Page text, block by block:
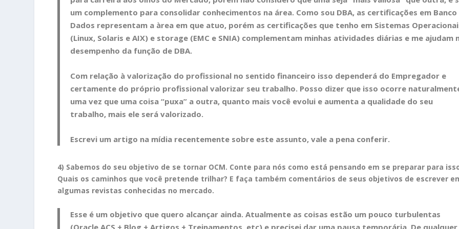
um complemento para consolidar conhecimentos na área. Como sou DBA, as certificações em Banco
Dados representam a àrea em que atuo, porém as certificações que tenho em Sistemas
(Linux, Solaris e AIX) e storage (EMC e SNIA) complementam minhas atividades diárias e me ajudam
desempenho da função de DBA.
Com relação à valorização do profissional no sentido financeiro isso dependerá do Empregador e
certamente do próprio profissional valorizar seu trabalho. Posso dizer que isso ocorre
uma vez que uma coisa “puxa” a outra, quanto mais você evolui e aumenta a qualidade do seu
trabalho, mais ele será valorizado.
Escrevi um artigo na mídia recentemente sobre este assunto, vale a pena conferir.
4) Sabemos do seu objetivo de se tornar OCM. Conte para nós como está pensando em se preparar para
Quais os caminhos que você pretende trilhar? E faça também comentários de seus objetivos de escrever
algumas revistas conhecidas no mercado.
Esse é um objetivo que quero alcançar ainda. Atualmente as coisas estão um pouco turbulentas
(Oracle ACS + Blog + Artigos + Treinamentos, etc) e precisei dar uma pausa temporária. De qualquer